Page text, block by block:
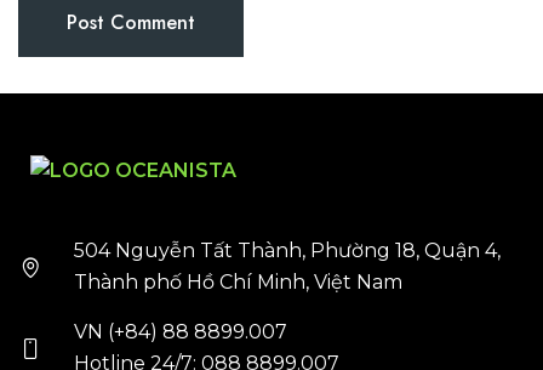
504 Nguyễn Tất Thành, Phường 18, Quận 4,
Thành phố Hồ Chí Minh, Việt Nam
VN (+84) 88 8899.007
Hotline 24/7: 088 8899.007